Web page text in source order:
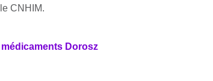
CNHIM.
Dorosz